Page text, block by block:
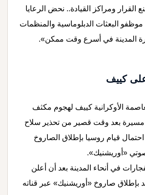
القرار ومراكز القيادة.. نحض الرعايا
موظفو البعثات الدبلوماسية والمنظمات
المدينة في أسرع وقت ممكن».
كييف
الأوكرانية كييف لهجوم مكثف
مسيرة بعد وقت قصير من تحذير سلاح
احتمال قيام روسيا بإطلاق الصاروخ
«أوريشنيك».
في أنحاء المدينة بعد أن أعلن
بإطلاق صاروخ «أوريشنيك» عبر قناته